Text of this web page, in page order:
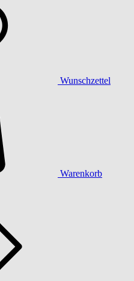
Wunschzettel
Warenkorb